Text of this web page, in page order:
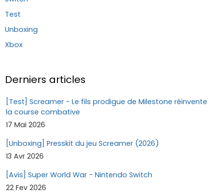
Test
Unboxing
Xbox
Derniers articles
[Test] Screamer - Le fils prodigue de Milestone réinvente
la course combative
17 Mai 2026
[Unboxing] Presskit du jeu Screamer (2026)
13 Avr 2026
[Avis] Super World War - Nintendo Switch
22 Fev 2026